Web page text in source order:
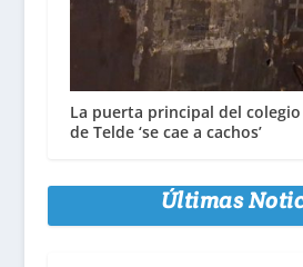
La puerta principal del
de Telde ‘se cae a cachos’
Últimas